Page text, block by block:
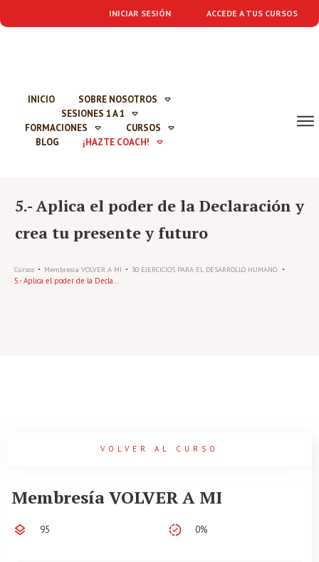
INICIAR SESIÓN ACCEDE A TUS CURSOS
INICIO
SOBRE NOSOTROS
SESIONES 1 A 1
FORMACIONES
CURSOS
BLOG
¡HAZTE COACH!
5.- Aplica el poder de la Declaración y
crea tu presente y futuro
Cursos Membresía VOLVER A MI 30 EJERCICIOS PARA EL DESARROLLO HUMANO.
VOLVER AL CURSO
Membresía VOLVER A MI
95 0%